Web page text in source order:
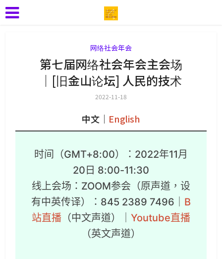
网络社会年会
第七届网络社会年会主会场
｜[旧金山论坛] 人民的技术
2022-11-18
中文｜ English
时间（GMT+8:00）：2022年11月
20日 8:00-11:30
线上会场：ZOOM参会（原声道，设
有中英传译）：845 2389 7496｜ B
站直播 （中文声道）｜ Youtube直播
（英文声道）